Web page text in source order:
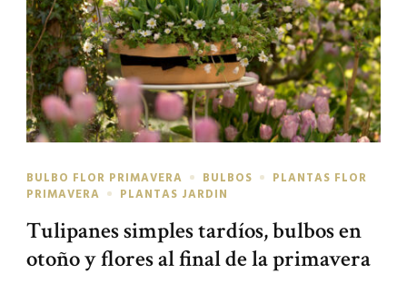
BULBO FLOR PRIMAVERA BULBOS
PLANTAS FLOR
PRIMAVERA
PLANTAS JARDIN
Tulipanes simples tardíos, bulbos en
otoño y flores al final de la primavera